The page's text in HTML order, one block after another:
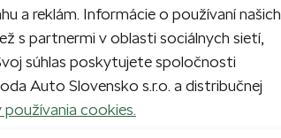
a reklám. Informácie o používaní našich
s partnermi v oblasti sociálnych sietí,
súhlas poskytujete spoločnosti
Auto Slovensko s.r.o. a distribučnej
používania cookies.